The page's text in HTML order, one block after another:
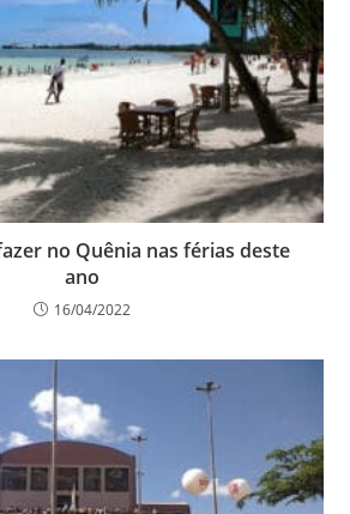
no Quênia nas férias deste
ano
16/04/2022